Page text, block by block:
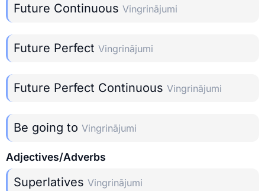
Future Continuous Vingrinājumi
Future Perfect Vingrinājumi
Future Perfect Continuous Vingrinājumi
Be going to Vingrinājumi
Adjectives/Adverbs
Superlatives Vingrinājumi